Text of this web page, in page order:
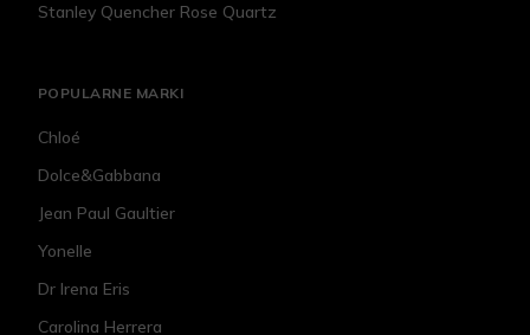
Stanley Quencher Rose Quartz
POPULARNE MARKI
Chloé
Dolce&Gabbana
Jean Paul Gaultier
Yonelle
Dr Irena Eris
Carolina Herrera